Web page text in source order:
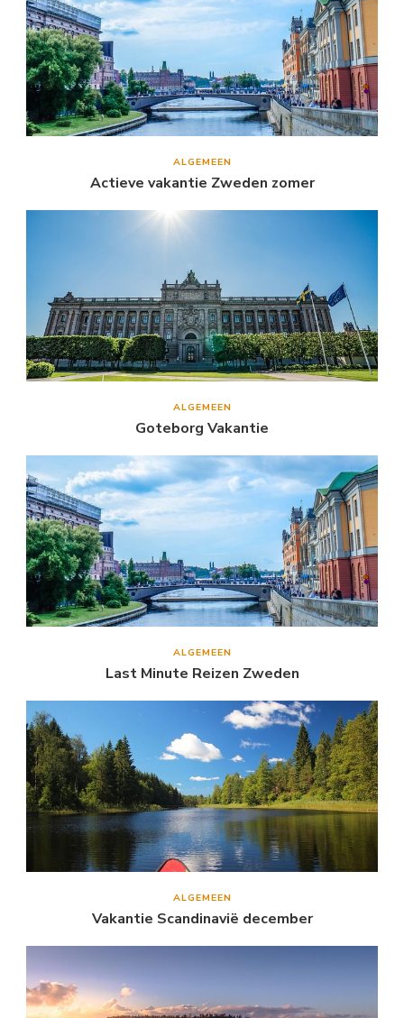
ALGEMEEN
Actieve vakantie Zweden zomer
ALGEMEEN
Goteborg Vakantie
ALGEMEEN
Last Minute Reizen Zweden
ALGEMEEN
Vakantie Scandinavië december